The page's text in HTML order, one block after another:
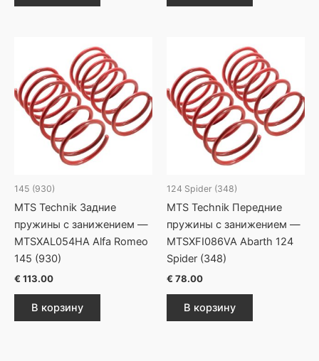
145 (930)
MTS Technik Задние
пружины с занижением —
MTSXAL054HA Alfa Romeo
145 (930)
€ 113.00
В корзину
124 Spider (348)
MTS Technik Передние
пружины с занижением —
MTSXFI086VA Abarth 124
Spider (348)
€ 78.00
В корзину